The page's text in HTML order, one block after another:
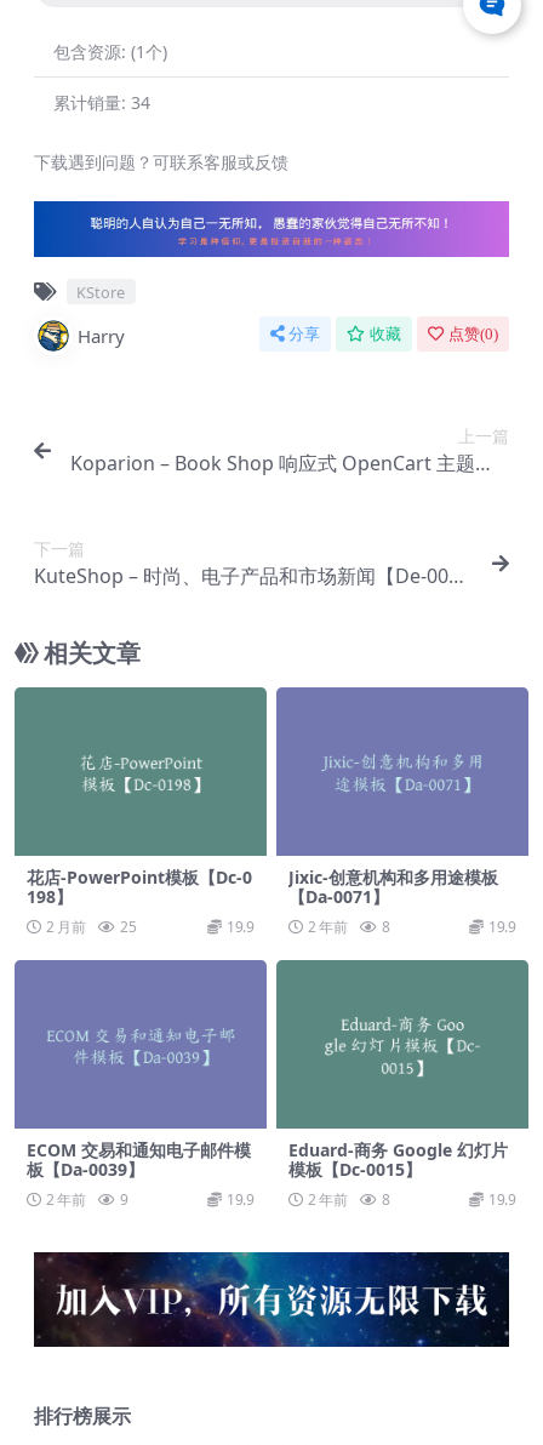
包含资源: (1个)
累计销量: 34
下载遇到问题？可联系客服或反馈
KStore
Harry 分享 收藏 点赞(0)
上一篇
Koparion – Book Shop 响应式 OpenCart 主题【D
下一篇
KuteShop – 时尚、电子产品和市场新闻【De-005
相关文章
花店-PowerPoint模板【Dc-0
198】
2 月前 25 19.9
Jixic-创意机构和多用途模板
【Da-0071】
2 年前 8 19.9
ECOM 交易和通知电子邮件模
板【Da-0039】
2 年前 9 19.9
Eduard-商务 Google 幻灯片
模板【Dc-0015】
2 年前 8 19.9
排行榜展示